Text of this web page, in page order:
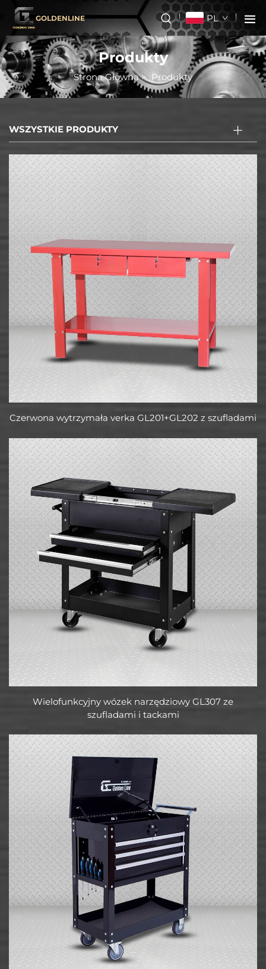
GOLDENLINE PL
Produkty
Strona Główna> Produkty
WSZYSTKIE PRODUKTY
Czerwona wytrzymała verka GL201+GL202 z szufladami
Wielofunkcyjny wózek narzędziowy GL307 ze
szufladami i tackami